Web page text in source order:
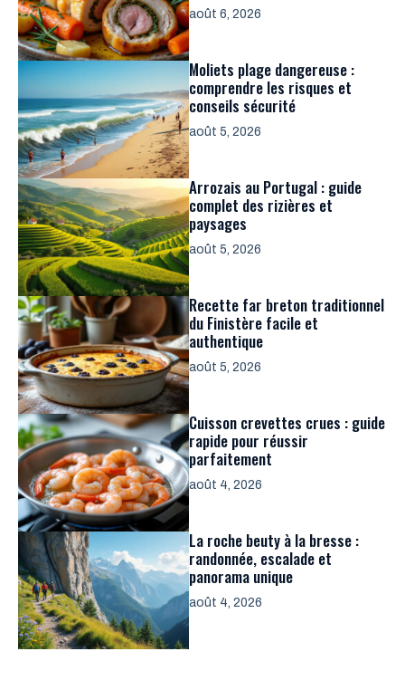
août 6, 2026
Moliets plage dangereuse :
comprendre les risques et
conseils sécurité
août 5, 2026
Arrozais au Portugal : guide
complet des rizières et
paysages
août 5, 2026
Recette far breton traditionnel
du Finistère facile et
authentique
août 5, 2026
Cuisson crevettes crues : guide
rapide pour réussir
parfaitement
août 4, 2026
La roche beuty à la bresse :
randonnée, escalade et
panorama unique
août 4, 2026